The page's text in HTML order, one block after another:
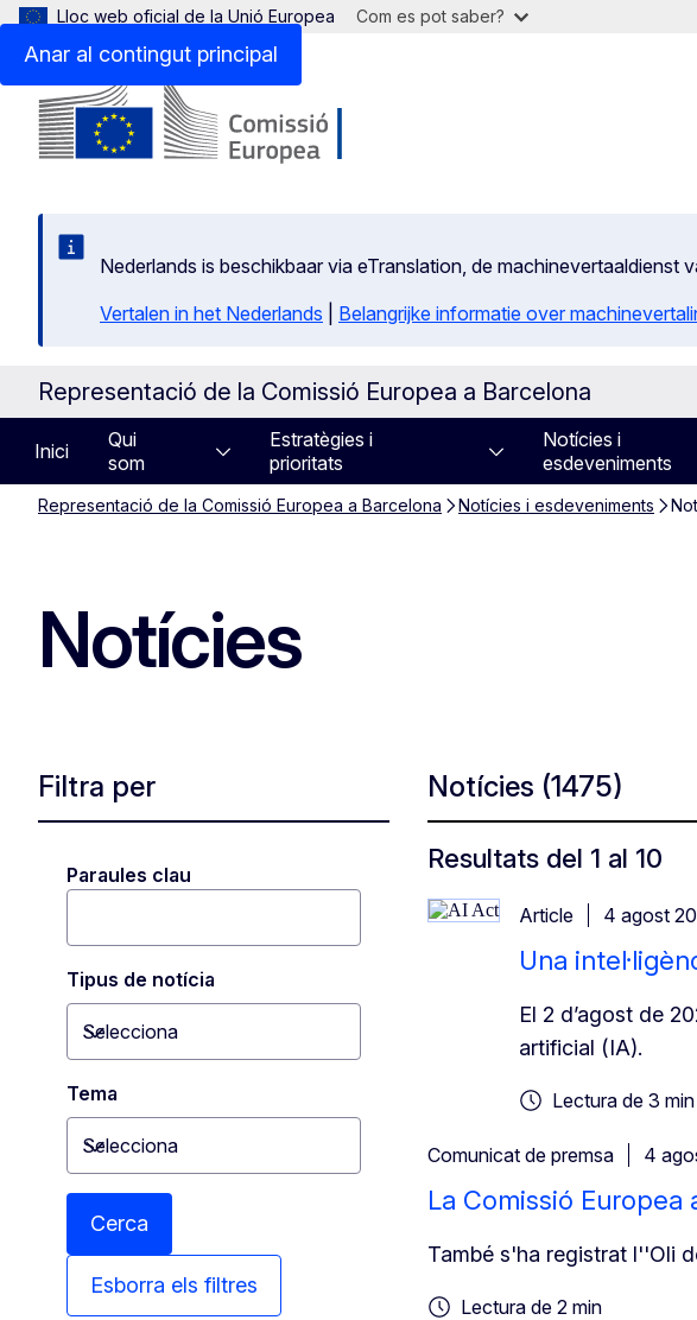
Anar al contingut principal
Lloc web oficial de la Unió Europea Com es pot saber?
Nederlands is beschikbaar via eTranslation, de machinevertaaldienst
Vertalen in het Nederlands
Belangrijke informatie over
Representació de la Comissió Europea a Barcelona
Inici
Qui
som
Estratègies i
prioritats
Notícies i
esdeveniments
Representació de la Comissió Europea a Barcelona Notícies i esdeveniments
Notícies
Filtra per
Paraules clau
Tipus de notícia
Selecciona
Toggle dropdown
Tema
Selecciona
Toggle dropdown
Cerca
Esborra els filtres
Notícies (1475)
Resultats del 1 al 10
Article 4 agost
Una
El 2 d’agost de
artificial (IA).
Lectura de 3 min
Comunicat de premsa 4
La Comissió Europea
També s'ha registrat l''Oli
Lectura de 2 min